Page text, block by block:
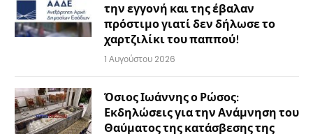
την εγγονή και της έβαλαν
πρόστιμο γιατί δεν δήλωσε το
χαρτζιλίκι του παππού!
1 Αυγούστου 2026
Όσιος Ιωάννης ο Ρώσος:
Εκδηλώσεις για την Ανάμνηση του
Θαύματος της κατάσβεσης της